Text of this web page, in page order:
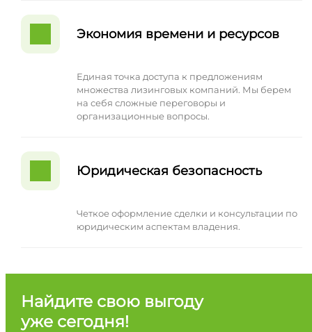
Экономия времени и ресурсов
Единая точка доступа к предложениям
множества лизинговых компаний. Мы берем
на себя сложные переговоры и
организационные вопросы.
Юридическая безопасность
Четкое оформление сделки и консультации по
юридическим аспектам владения.
Найдите свою выгоду
уже сегодня!